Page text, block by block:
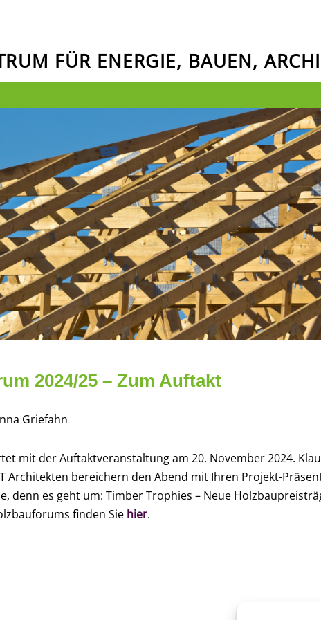
FÜR ENERGIE, BAUEN,
2024/25 – Zum Auftakt
Griefahn
mit der Auftaktveranstaltung am 20. November 2024.
Architekten bereichern den Abend mit Ihren Projekt-
denn es geht um: Timber Trophies – Neue
finden Sie hier.